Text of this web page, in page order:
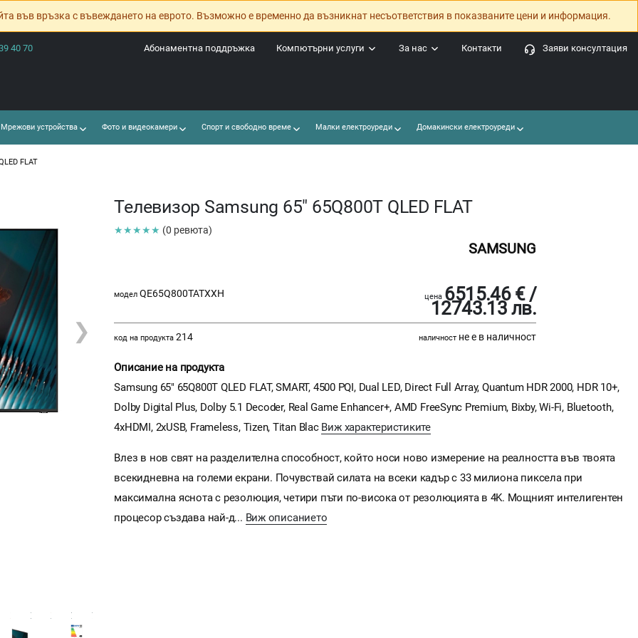
във връзка с въвеждането на еврото. Възможно е временно да възникнат несъответствия в показваните цени и информация.
40 70 Заяви консултация
Контакти
За нас
Компютърни услуги
Абонаментна поддръжка
устройства Фото и видеокамери Спорт и свободно време Малки електроуреди Домакински електроуреди
FLAT
❯
Телевизор Samsung 65" 65Q800T QLED FLAT
★★★★★ (0 ревюта)
SAMSUNG
модел QE65Q800TATXXH цена 6515.46 € /
12743.13 лв.
код на продукта 214 наличност не е в наличност
Описание на продукта
Samsung 65" 65Q800T QLED FLAT, SMART, 4500 PQI, Dual LED, Direct Full Array, Quantum HDR 2000, HDR 10+,
Dolby Digital Plus, Dolby 5.1 Decoder, Real Game Enhancer+, AMD FreeSync Premium, Bixby, Wi-Fi, Bluetooth,
4xHDMI, 2xUSB, Frameless, Tizen, Titan Blac Виж характеристиките
Влез в нов свят на разделителна способност, който носи ново измерение на реалността във твоята
всекидневна на големи екрани. Почувствай силата на всеки кадър с 33 милиона пиксела при
максимална яснота с резолюция, четири пъти по-висока от резолюцията в 4K. Мощният интелигентен
процесор създава най-д... Виж описанието